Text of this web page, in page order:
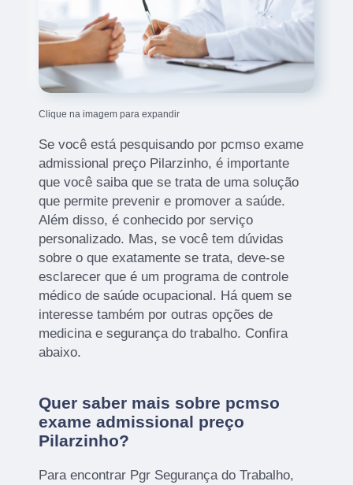
Clique na imagem para expandir
Se você está pesquisando por pcmso exame
admissional preço Pilarzinho, é importante
que você saiba que se trata de uma solução
que permite prevenir e promover a saúde.
Além disso, é conhecido por serviço
personalizado. Mas, se você tem dúvidas
sobre o que exatamente se trata, deve-se
esclarecer que é um programa de controle
médico de saúde ocupacional. Há quem se
interesse também por outras opções de
medicina e segurança do trabalho. Confira
abaixo.
Quer saber mais sobre pcmso
exame admissional preço
Pilarzinho?
Para encontrar Pgr Segurança do Trabalho,